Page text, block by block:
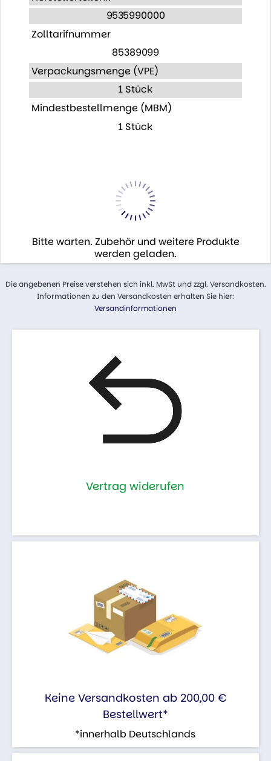
9535990000
Zolltarifnummer
85389099
Verpackungsmenge (VPE)
1 Stück
Mindestbestellmenge (MBM)
1 Stück
Bitte warten. Zubehör und weitere Produkte
werden geladen.
Die angebenen Preise verstehen sich inkl. MwSt und zzgl. Versandkosten.
Informationen zu den Versandkosten erhalten Sie hier:
Versandinformationen
Vertrag widerufen
Keine Versandkosten ab 200,00 €
Bestellwert*
*innerhalb Deutschlands